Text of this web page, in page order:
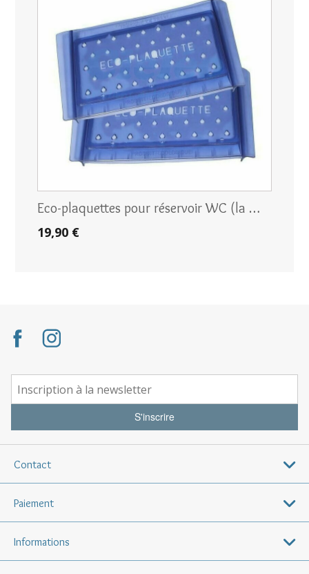
Eco-plaquettes pour réservoir WC (la …
19,90 €
S'inscrire
Contact
Paiement
Informations